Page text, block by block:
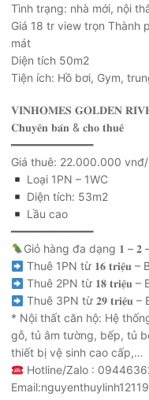
Tình trạng: nhà mới, nội
Giá 18 tr view trọn Thành
mát
Diện tích 50m2
Tiện ích: Hồ bơi, Gym,
𝐕𝐈𝐍𝐇𝐎𝐌𝐄𝐒 𝐆𝐎𝐋𝐃𝐄𝐍
𝐂𝐡𝐮𝐲𝐞̂𝐧 𝐛𝐚́𝐧 & 𝐜𝐡𝐨 𝐭𝐡𝐮𝐞̂
━━━━━━━━━━━━━
Giá thuê: 22.000.000
Loại 1PN – 1WC
Diện tích: 53m2
Lầu cao
━━━━━━━━━━━━━
Giỏ hàng đa dạng 𝟏 – 𝟐
Thuê 1PN từ 𝟏𝟔 𝐭𝐫𝐢𝐞̣̂𝐮 –
Thuê 2PN từ 𝟏𝟖 𝐭𝐫𝐢𝐞̣̂𝐮 –
Thuê 3PN từ 𝟐𝟗 𝐭𝐫𝐢𝐞̣̂𝐮 –
* Nội thất căn hộ: Hệ
gỗ, tủ âm tường, bếp, tủ
thiết bị vệ sinh cao cấp,…
Hotline/Zalo :